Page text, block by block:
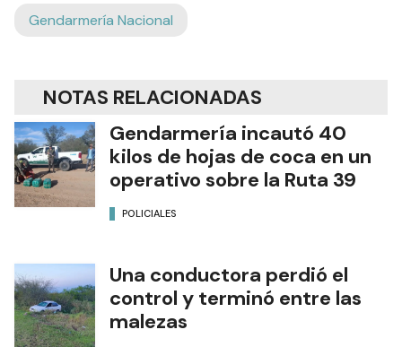
Gendarmería Nacional
NOTAS RELACIONADAS
Gendarmería incautó 40
kilos de hojas de coca en un
operativo sobre la Ruta 39
POLICIALES
Una conductora perdió el
control y terminó entre las
malezas